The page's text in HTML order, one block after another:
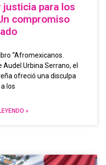
para los
compromiso
“Afromexicanos.
Audel Urbina Serrano, el
ofreció una disculpa
los
»